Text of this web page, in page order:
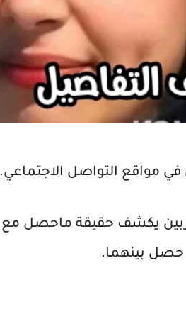
مواقع التواصل الاجتماعي.
يكشف حقيقة ماحصل مع
حصل بينهما.